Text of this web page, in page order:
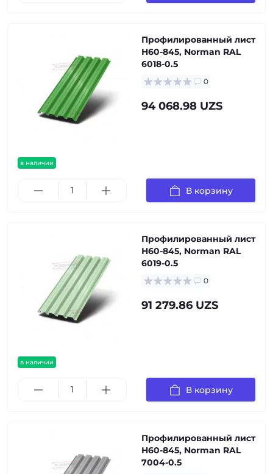
в наличии
Профилированный лист
Н60-845, Norman RAL
6018-0.5
0
94 068.98 UZS
В корзину
в наличии
Профилированный лист
Н60-845, Norman RAL
6019-0.5
0
91 279.86 UZS
В корзину
Профилированный лист
Н60-845, Norman RAL
7004-0.5